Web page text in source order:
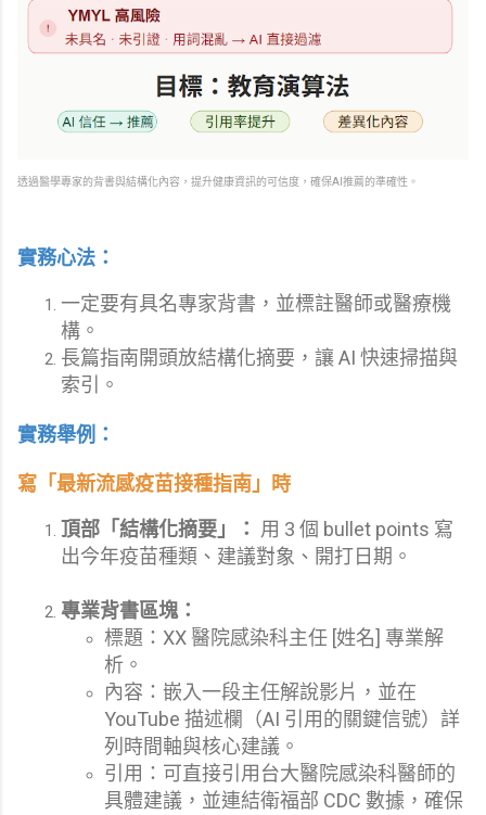
透過醫學專家的背書與結構化內容，提升健康資訊的可信度，確保AI推薦的準確性。
實務心法：
一定要有具名專家背書，並標註醫師或醫療機
構。
長篇指南開頭放結構化摘要，讓 AI 快速掃描與
索引。
實務舉例：
寫「最新流感疫苗接種指南」時
頂部「結構化摘要」： 用 3 個 bullet points 寫
出今年疫苗種類、建議對象、開打日期。
專業背書區塊：
標題：XX 醫院感染科主任 [姓名] 專業解
析。
內容：嵌入一段主任解說影片，並在
YouTube 描述欄（AI 引用的關鍵信號）詳
列時間軸與核心建議。
引用：可直接引用台大醫院感染科醫師的
具體建議，並連結衛福部 CDC 數據，確保